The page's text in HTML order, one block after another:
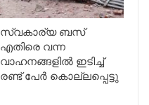
സ്വകാര്യ ബസ്
എതിരെ വന്ന
വാഹനങ്ങളിൽ ഇടിച്ച്
രണ്ട് പേർ കൊല്ലപ്പെട്ടു